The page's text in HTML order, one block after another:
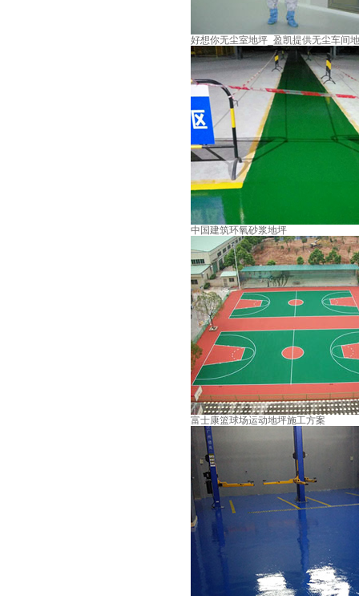
好想你无尘室地坪_盈凯提供无尘车间
中国建筑环氧砂浆地坪
富士康篮球场运动地坪施工方案